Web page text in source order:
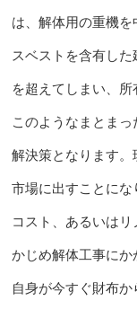
は、解体用の重機
スベストを含有し
を超えてしまい、
このようなまとま
解決策となります
市場に出すことに
コスト、あるいは
かじめ解体工事に
自身が今すぐ財布